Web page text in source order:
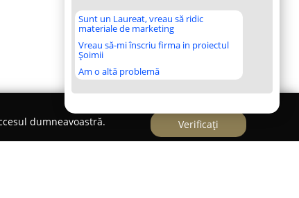
Sunt un Laureat, vreau să ridic
materiale de marketing
Vreau să-mi înscriu firma in proiectul
Șoimii
Am o altă problemă
dumneavoastră.
Verificați